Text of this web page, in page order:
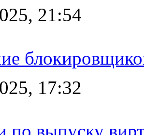
21:54
17:32
по выпуску